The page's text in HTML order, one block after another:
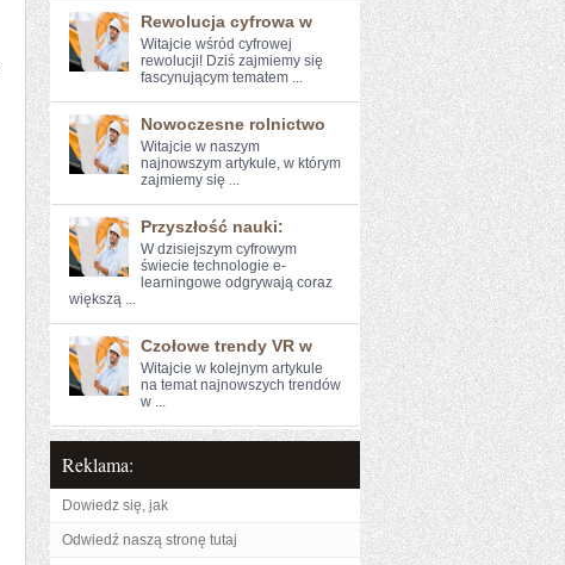
Rewolucja cyfrowa w
Witajcie wśród cyfrowej
⁢rewolucji! Dziś zajmiemy ​się
fascynującym tematem ...
Nowoczesne rolnictwo
Witajcie w naszym
najnowszym artykule, ‍w którym
zajmiemy się ...
Przyszłość nauki:
W dzisiejszym cyfrowym
świecie technologie e-
learningowe odgrywają ⁢coraz
większą ...
Czołowe trendy VR w
Witajcie w kolejnym artykule
na temat najnowszych ‌trendów
w ...
Reklama:
Dowiedz się, jak
Odwiedź naszą stronę tutaj